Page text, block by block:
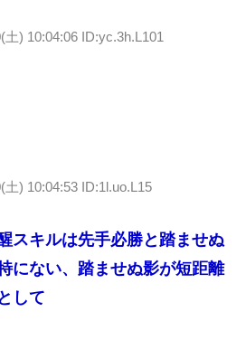
土) 10:04:06 ID:yc.3h.L101
土) 10:04:53 ID:1l.uo.L15
スキルは先手必勝と踏ませぬ
にない、踏ませぬ影が短距離
して